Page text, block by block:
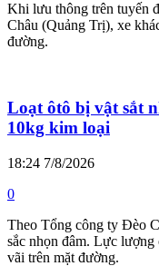
Khi lưu thông trên tuyến
Châu (Quảng Trị), xe
đường.
Loạt ôtô bị vật sắt
10kg kim loại
18:24 7/8/2026
0
Theo Tổng công ty Đèo
sắc nhọn đâm. Lực
vãi trên mặt đường.